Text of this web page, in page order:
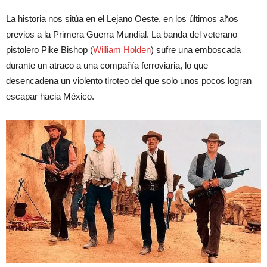
La historia nos sitúa en el Lejano Oeste, en los últimos años
previos a la Primera Guerra Mundial. La banda del veterano
pistolero Pike Bishop (William Holden) sufre una emboscada
durante un atraco a una compañía ferroviaria, lo que
desencadena un violento tiroteo del que solo unos pocos logran
escapar hacia México.